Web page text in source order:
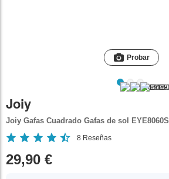
Probar
Joiy
Joiy Gafas Cuadrado Gafas de sol EYE8060S
8 Reseñas
29,90 €